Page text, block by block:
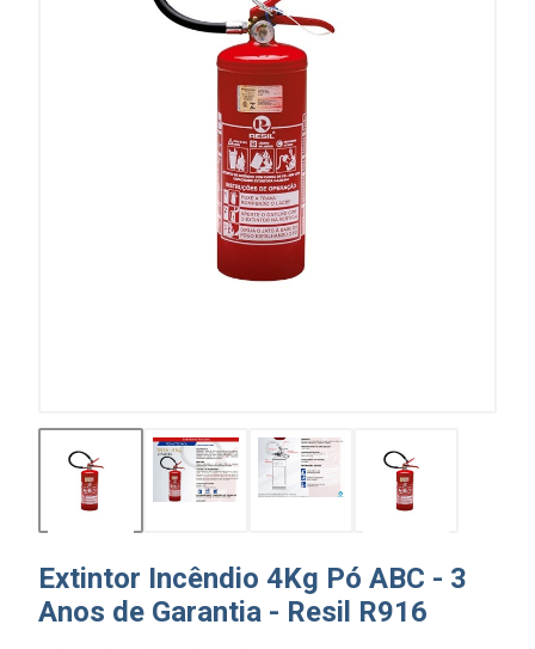
Extintor Incêndio 4Kg Pó ABC - 3
Anos de Garantia - Resil R916